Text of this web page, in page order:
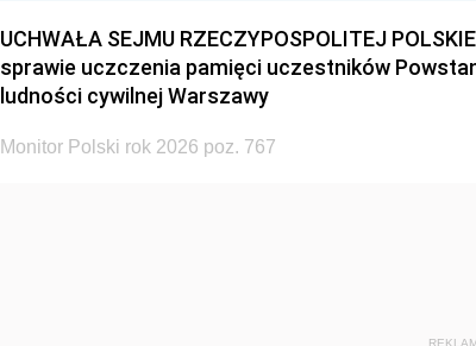
UCHWAŁA SEJMU RZECZYPOSPOLITEJ
sprawie uczczenia pamięci uczestników
ludności cywilnej Warszawy
Monitor Polski rok 2026 poz. 767